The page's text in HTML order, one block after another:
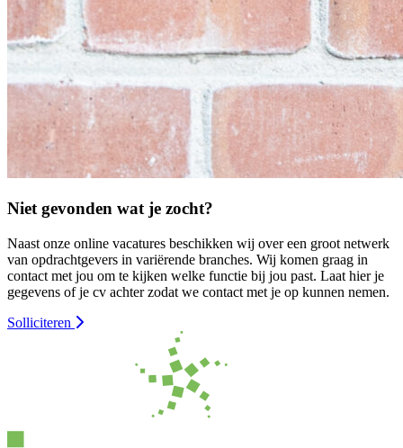
Niet gevonden wat je zocht?
Naast onze online vacatures beschikken wij over een groot netwerk
van opdrachtgevers in variërende branches. Wij komen graag in
contact met jou om te kijken welke functie bij jou past. Laat hier je
gegevens of je cv achter zodat we contact met je op kunnen nemen.
Solliciteren